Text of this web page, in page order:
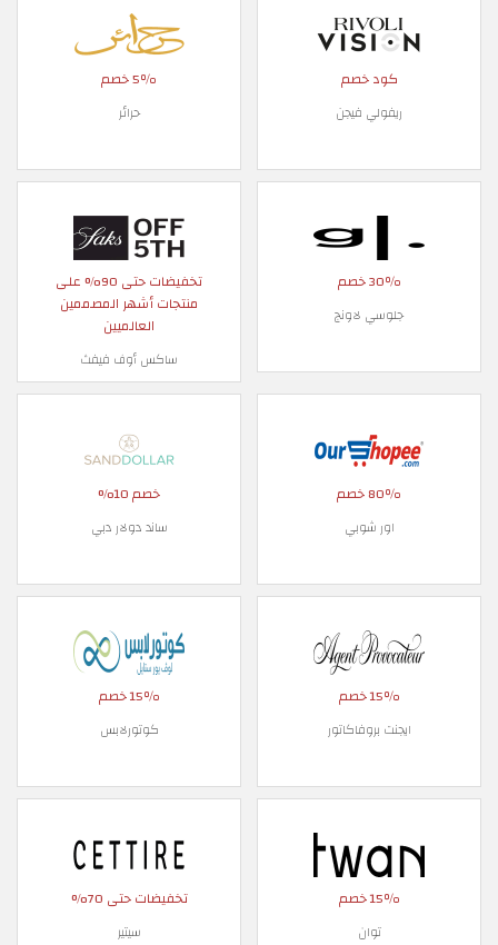
كود خصم
ريفولي فيجن
5٪ خصم
حرائر
30٪ خصم
جلوسي لاونج
تخفيضات حتى 90% على
منتجات أشهر المصممين
العالميين
ساكس أوف فيفث
80٪ خصم
اور شوبي
خصم 10%
ساند دولار دبي
15٪ خصم
ايجنت بروفاكاتور
15٪ خصم
كوتورلابس
15٪ خصم
توان
تخفيضات حتى 70%
سيتير